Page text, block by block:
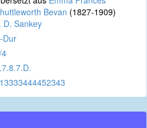
Bevan (1827-1909)
D. Sankey
Dur